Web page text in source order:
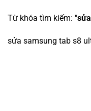
Từ khóa tìm kiếm: "
sửa samsung tab s8